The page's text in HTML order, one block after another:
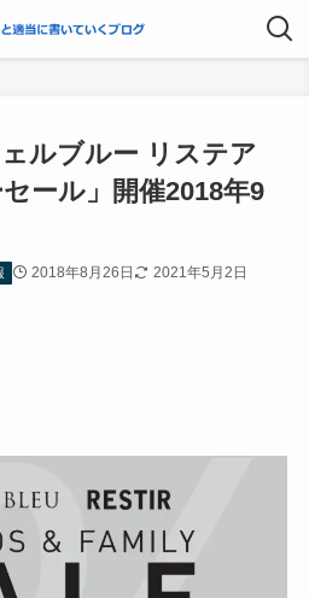
ルブルー リステア
ール」開催2018年9
2018年8月26日 2021年5月2日